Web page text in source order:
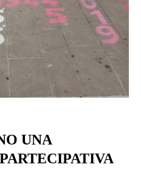
UNA